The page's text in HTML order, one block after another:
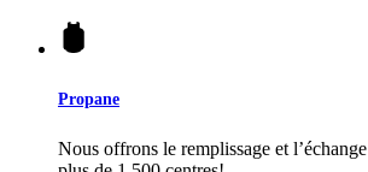
Propane
Nous offrons le remplissage et